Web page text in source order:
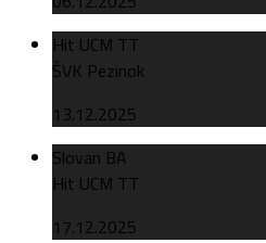
Hit UCM TT
ŠVK Pezinok
13.12.2025
Slovan BA
Hit UCM TT
17.12.2025